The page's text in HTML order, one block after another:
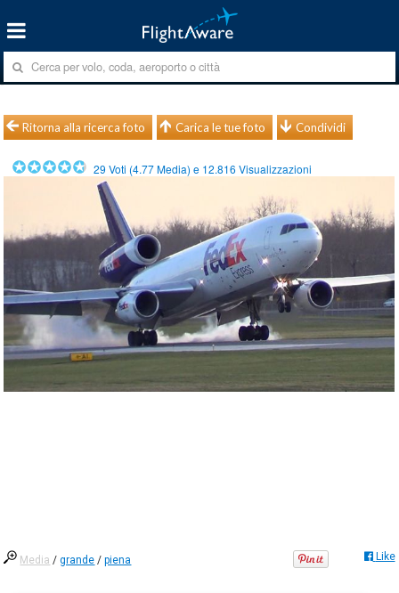
Ritorna alla ricerca foto Carica le tue foto Condividi
29 Voti (4.77Media) e 12.816 Visualizzazioni
Media /grande /piena Like